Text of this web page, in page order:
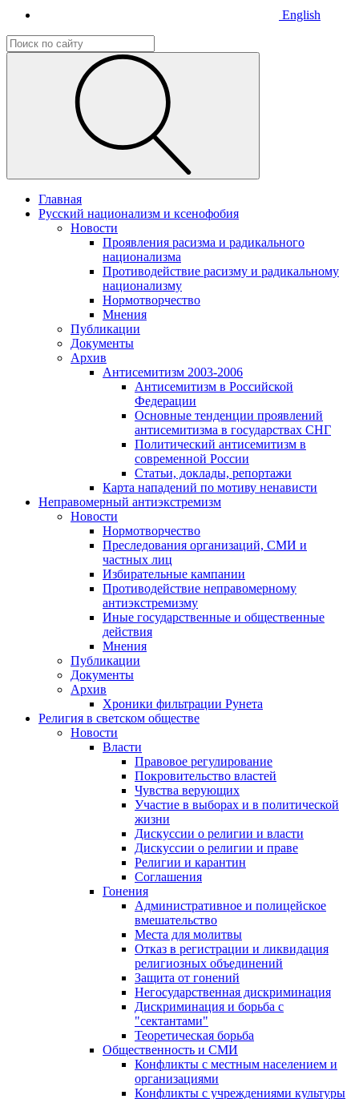
English
Главная
Русский национализм и ксенофобия
Новости
Проявления расизма и радикального
национализма
Противодействие расизму и радикальному
национализму
Нормотворчество
Мнения
Публикации
Документы
Архив
Антисемитизм 2003-2006
Антисемитизм в Российской
Федерации
Основные тенденции проявлений
антисемитизма в государствах СНГ
Политический антисемитизм в
современной России
Статьи, доклады, репортажи
Карта нападений по мотиву ненависти
Неправомерный антиэкстремизм
Новости
Нормотворчество
Преследования организаций, СМИ и
частных лиц
Избирательные кампании
Противодействие неправомерному
антиэкстремизму
Иные государственные и общественные
действия
Мнения
Публикации
Документы
Архив
Хроники фильтрации Рунета
Религия в светском обществе
Новости
Власти
Правовое регулирование
Покровительство властей
Чувства верующих
Участие в выборах и в политической
жизни
Дискуссии о религии и власти
Дискуссии о религии и праве
Религии и карантин
Соглашения
Гонения
Административное и полицейское
вмешательство
Места для молитвы
Отказ в регистрации и ликвидация
религиозных объединений
Защита от гонений
Негосударственная дискриминация
Дискриминация и борьба с
"сектантами"
Теоретическая борьба
Общественность и СМИ
Конфликты с местным населением и
организациями
Конфликты с учреждениями культуры